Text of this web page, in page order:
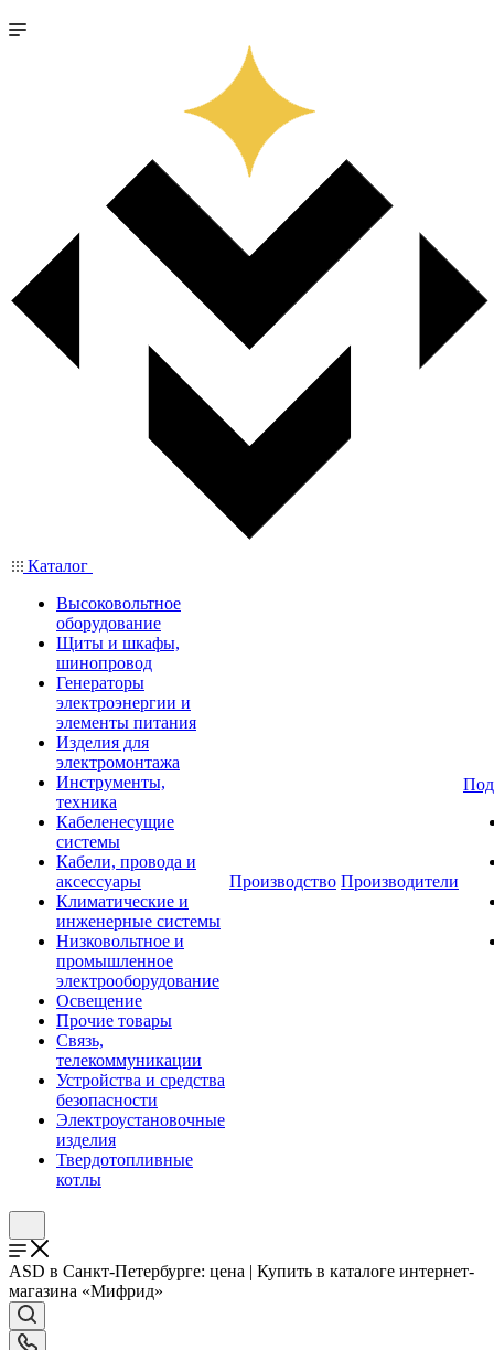
Каталог
Высоковольтное
оборудование
Щиты и шкафы,
шинопровод
Генераторы
электроэнергии и
элементы питания
Изделия для
электромонтажа
Инструменты,
техника
Кабеленесущие
системы
Кабели, провода и
аксессуары
Климатические и
инженерные системы
Низковольтное и
промышленное
электрооборудование
Освещение
Прочие товары
Связь,
телекоммуникации
Устройства и средства
безопасности
Электроустановочные
изделия
Твердотопливные
котлы
Производство Производители
ASD в Санкт-Петербурге: цена | Купить в каталоге интернет-
магазина «Мифрид»